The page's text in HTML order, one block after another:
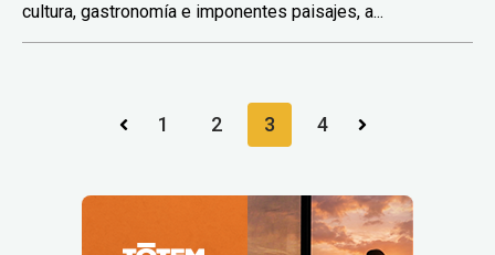
cultura, gastronomía e imponentes paisajes, a...
1 2 3 4